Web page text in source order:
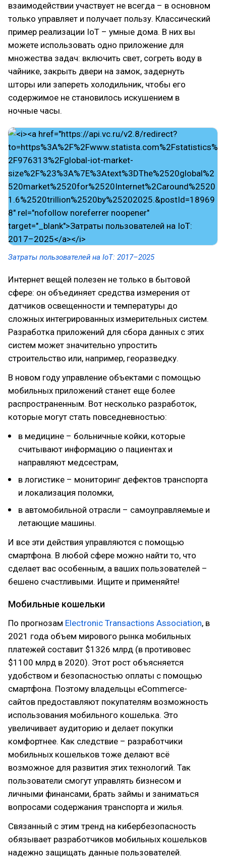
взаимодействии участвует не всегда – в основном
только управляет и получает пользу. Классический
пример реализации IoT – умные дома. В них вы
можете использовать одно приложение для
множества задач: включить свет, согреть воду в
чайнике, закрыть двери на замок, задернуть
шторы или запереть холодильник, чтобы его
содержимое не становилось искушением в
ночные часы.
Затраты пользователей на IoT: 2017–2025
Интернет вещей полезен не только в бытовой
сфере: он объединяет средства измерения от
датчиков освещенности и температуры до
сложных интегрированных измерительных систем.
Разработка приложений для сбора данных с этих
систем может значительно упростить
строительство или, например, георазведку.
В новом году управление объектами с помощью
мобильных приложений станет еще более
распространенным. Вот несколько разработок,
которые могут стать повседневностью:
в медицине – больничные койки, которые
считывают информацию о пациентах и
направляют медсестрам,
в логистике – мониторинг дефектов транспорта
и локализация поломки,
в автомобильной отрасли – самоуправляемые и
летающие машины.
И все эти действия управляются с помощью
смартфона. В любой сфере можно найти то, что
сделает вас особенным, а ваших пользователей –
бешено счастливыми. Ищите и применяйте!
Мобильные кошельки
По прогнозам Electronic Transactions Association, в
2021 года объем мирового рынка мобильных
платежей составит $1326 млрд (в противовес
$1100 млрд в 2020). Этот рост объясняется
удобством и безопасностью оплаты с помощью
смартфона. Поэтому владельцы eCommerce-
сайтов предоставляют покупателям возможность
использования мобильного кошелька. Это
увеличивает аудиторию и делает покупки
комфортнее. Как следствие – разработчики
мобильных кошельков тоже делают всё
возможное для развития этих технологий. Так
пользователи смогут управлять бизнесом и
личными финансами, брать займы и заниматься
вопросами содержания транспорта и жилья.
Связанный с этим тренд на кибербезопасность
обязывает разработчиков мобильных кошельков
надежно защищать данные пользователей.